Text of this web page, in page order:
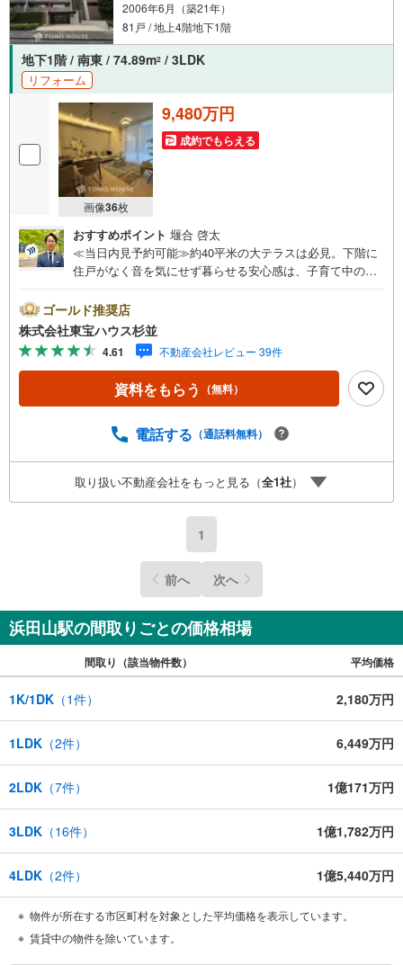
2006年6月（築21年）
81戸 / 地上4階地下1階
地下1階 / 南東 / 74.89m2 / 3LDK
リフォーム
画像36枚
9,480万円
成約でもらえる
おすすめポイント 堰合 啓太
≪当日内見予約可能≫約40平米の大テラスは必見。下階に
住戸がなく音を気にせず暮らせる安心感は、子育て中のご
「未来カレンダー」のご提案。・ 未来に起こるであろうご
自宅リフォームをオンライン上でご提案「ミラカレクラ
ブ」。・ 不動産売却時、ご自宅を綺麗にかつ瀟洒にさせる
CG加工ホームステイジングサービス。・ 購入者様へ、税
理士による確定申告の無料セミナーをご招待いたします。
◆ご予約に際して◆日時のご希望をお伝えください。（も
（居住中物件）の手配が必要な場合がございますのでご容
◆物件のご案内は◆弊社へのご来社、お客様宅へのお迎
え・最寄駅での待ち合わせ、物件周辺のコンビニ等でお待
ち合わせなど、ご希望をお伝えください。ご希望条件をお
伝え頂けましたら、ご見学希望物件以外の資料も用意して
参ります。もちろん他の物件も併せてご案内させていただ
ゴールド推奨店
株式会社東宝ハウス杉並
4.61 不動産会社レビュー 39件
資料をもらう （無料）
電話する （通話料無料）
取り扱い不動産会社をもっと見る（全1社）
1
前へ 次へ
浜田山駅の間取りごとの価格相場
間取り（該当物件数） 平均価格
1K/1DK （1件） 2,180万円
1LDK （2件） 6,449万円
2LDK （7件） 1億171万円
3LDK （16件） 1億1,782万円
4LDK （2件） 1億5,440万円
物件が所在する市区町村を対象とした平均価格を表示しています。
賃貸中の物件を除いています。